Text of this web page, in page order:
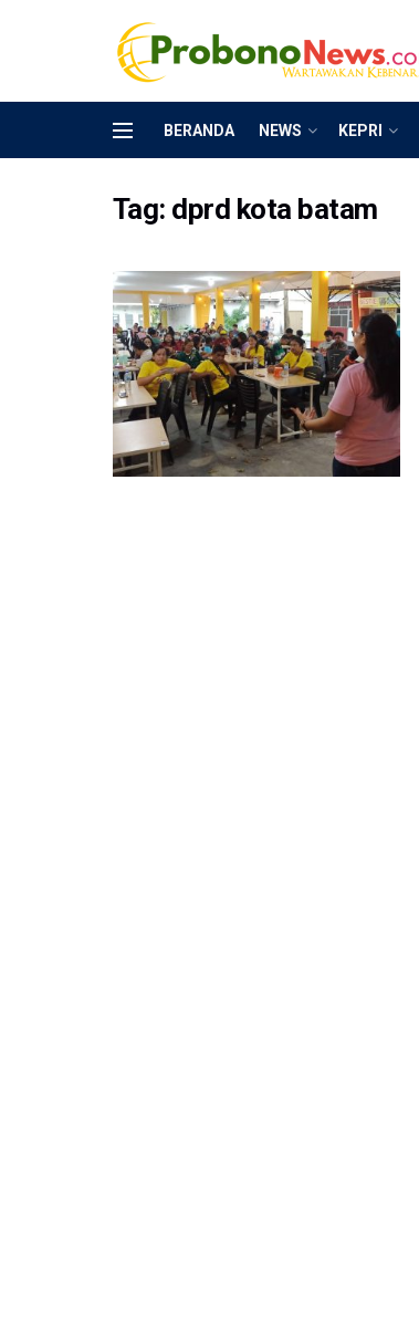
BERANDA NEWS KEPRI
Tag: dprd kota batam